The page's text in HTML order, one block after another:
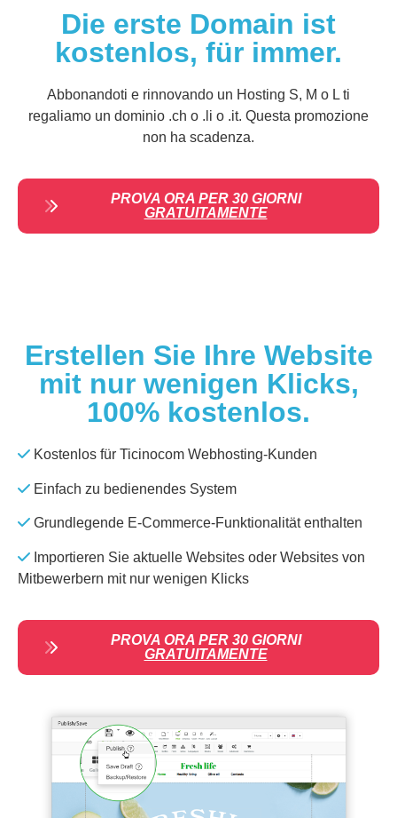
Die erste Domain ist
kostenlos, für immer.
Abbonandoti e rinnovando un Hosting S, M o L ti
regaliamo un dominio .ch o .li o .it. Questa promozione
non ha scadenza.
PROVA ORA PER 30 GIORNI
GRATUITAMENTE
Erstellen Sie Ihre Website
mit nur wenigen Klicks,
100% kostenlos.
Kostenlos für Ticinocom Webhosting-Kunden
Einfach zu bedienendes System
Grundlegende E-Commerce-Funktionalität enthalten
Importieren Sie aktuelle Websites oder Websites von
Mitbewerbern mit nur wenigen Klicks
PROVA ORA PER 30 GIORNI
GRATUITAMENTE